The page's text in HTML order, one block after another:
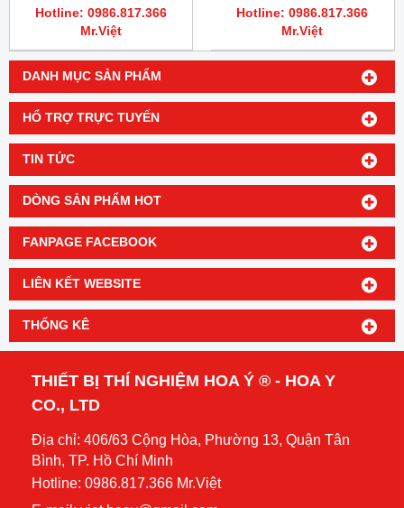
DANH MỤC SẢN PHẨM
HỔ TRỢ TRỰC TUYẾN
TIN TỨC
DÒNG SẢN PHẨM HOT
FANPAGE FACEBOOK
LIÊN KẾT WEBSITE
THỐNG KÊ
Hotline: 0986.817.366
Mr.Việt
µL Microliter Knurled Hub
Hotline: 0986.817.366
Mr.Việt
THIẾT BỊ THÍ NGHIỆM HOA Ý ® - HOA Y
CO., LTD
Địa chỉ: 406/63 Cộng Hòa, Phường 13, Quận Tân
Bình, TP. Hồ Chí Minh
Hotline: 0986.817.366 Mr.Việt